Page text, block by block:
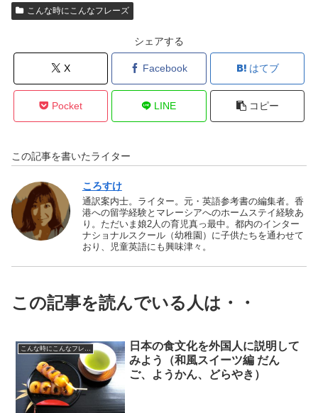
こんな時にこんなフレーズ
シェアする
X Facebook はてブ
Pocket LINE コピー
この記事を書いたライター
ころすけ
通訳案内士。ライター。元・英語参考書の編集者。香
港への留学経験とマレーシアへのホームステイ経験あ
り。ただいま娘2人の育児真っ最中。都内のインター
ナショナルスクール（幼稚園）に子供たちを通わせて
おり、児童英語にも興味津々。
この記事を読んでいる人は・・
こんな時にこんなフレーズ
日本の食文化を外国人に説明して
みよう（和風スイーツ編 だん
ご、ようかん、どらやき）